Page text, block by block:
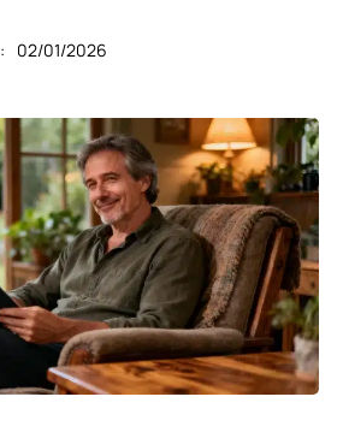
02/01/2026